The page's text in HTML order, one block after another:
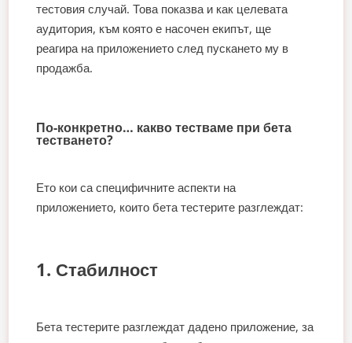
тестовия случай. Това показва и как целевата
аудитория, към която е насочен екипът, ще
реагира на приложението след пускането му в
продажба.
По-конкретно… какво тестваме при бета
тестването?
Ето кои са специфичните аспекти на
приложението, които бета тестерите разглеждат:
1. Стабилност
Бета тестерите разглеждат дадено приложение, за